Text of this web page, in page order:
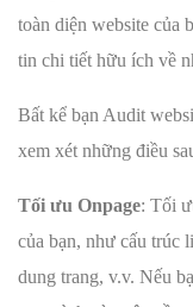
toàn diện website của
tin chi tiết hữu ích về
Bất kể bạn Audit
xem xét những điều
Tối ưu Onpage: Tối
của bạn, như cấu trúc
dung trang, v.v. Nếu